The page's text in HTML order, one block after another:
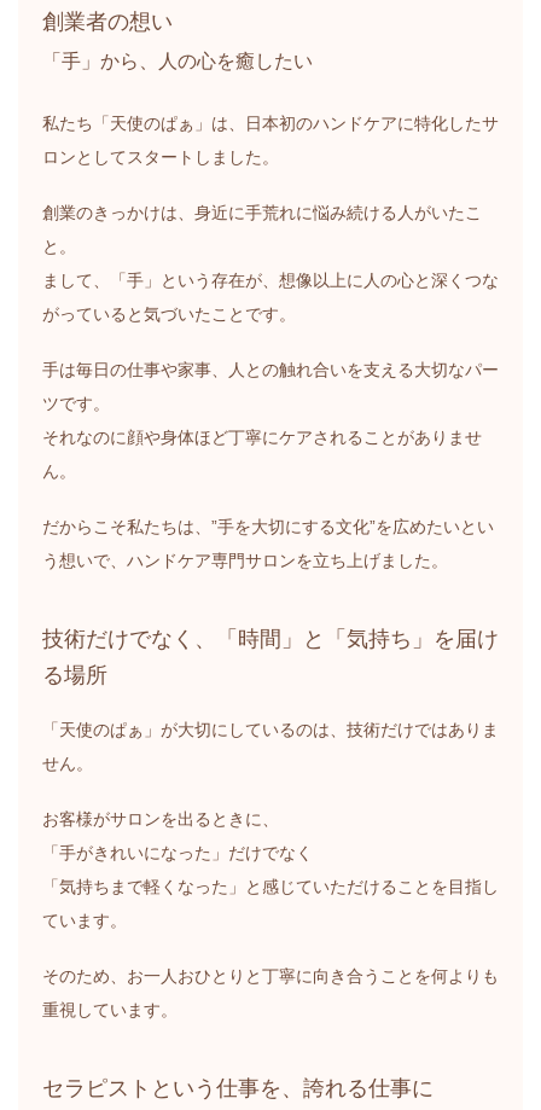
創業者の想い
「手」から、人の心を癒したい
私たち「天使のぱぁ」は、日本初のハンドケアに特化したサ
ロンとしてスタートしました。
創業のきっかけは、身近に手荒れに悩み続ける人がいたこ
と。
まして、「手」という存在が、想像以上に人の心と深くつな
がっていると気づいたことです。
手は毎日の仕事や家事、人との触れ合いを支える大切なパー
ツです。
それなのに顔や身体ほど丁寧にケアされることがありませ
ん。
だからこそ私たちは、”手を大切にする文化”を広めたいとい
う想いで、ハンドケア専門サロンを立ち上げました。
技術だけでなく、「時間」と「気持ち」を届け
る場所
「天使のぱぁ」が大切にしているのは、技術だけではありま
せん。
お客様がサロンを出るときに、
「手がきれいになった」だけでなく
「気持ちまで軽くなった」と感じていただけることを目指し
ています。
そのため、お一人おひとりと丁寧に向き合うことを何よりも
重視しています。
セラピストという仕事を、誇れる仕事に